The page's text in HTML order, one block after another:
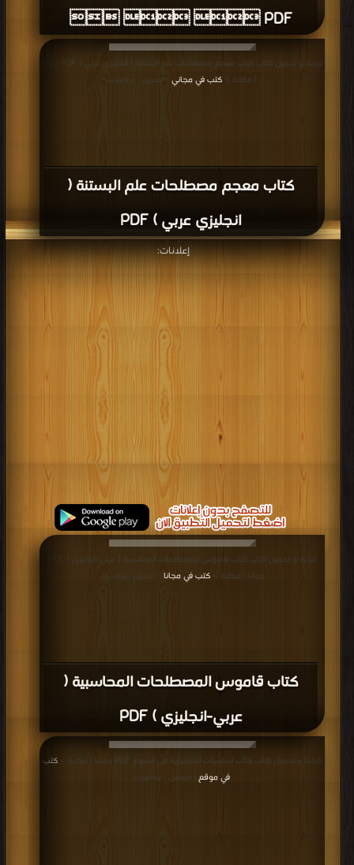
   PDF
كتاب معجم مصطلحات علم البستنة (
انجليزي عربي ) PDF
| مكتبة > كتب في مجاني | التحميل : مرة/مرات
إعلانات:
كتاب قاموس المصطلحات المحاسبية (
عربي-انجليزي ) PDF
مجانا | مكتبة > كتب في مجانا | التحميل : مرة/مرات
قراءة و تحميل كتاب كتاب اساسيات الانجليزية فى اسبوع PDF مجانا | مكتبة >
كتب
في موقع
| التحميل : مرة/مرات